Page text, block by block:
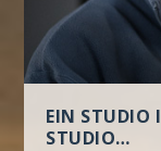
EIN STUDIO
STUDIO…